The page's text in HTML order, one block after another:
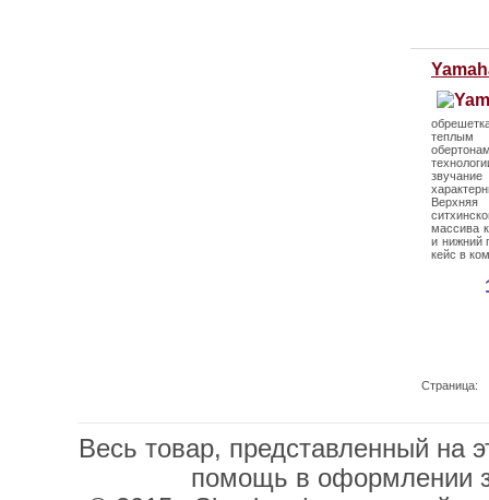
массива
и нижний
кейс в
Страница:
Весь товар, представленный на
помощь в оформлении